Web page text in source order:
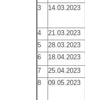
3
14.03.2023
4 21.03.2023
5 28.03.2023
6 18.04.2023
7 25.04.2023
8 09.05.2023